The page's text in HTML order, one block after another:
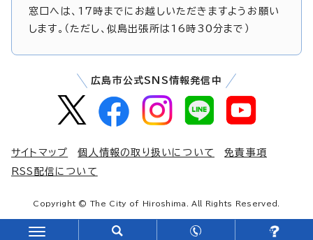
窓口へは、17時までにお越しいただきますようお願い
します。（ただし、似島出張所は16時30分まで）
広島市公式SNS情報発信中
サイトマップ 個人情報の取り扱いについて
免責事項
RSS配信について
Copyright © The City of Hiroshima. All Rights Reserved.